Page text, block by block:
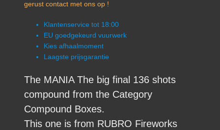
gerust contact met ons op !
Klantenservice tot 18:00
EU goedgekeurd vuurwerk
Kies afhaalmoment
Laagste prijsgarantie
The MANIA The big final 136 shots
compound from the Category
Compound Boxes.
This one is from RUBRO Fireworks